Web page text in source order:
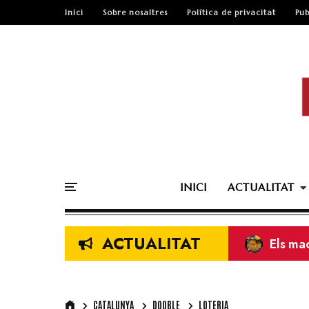
Inici Sobre nosaltres Política de privacitat
INICI ACTUALITAT
ACTUALITAT Els
CATALUNYA DOOBLE LOTERIA